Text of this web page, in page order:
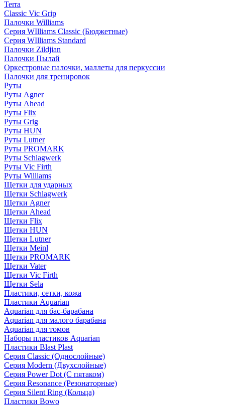
Terra
Classic Vic Grip
Палочки Williams
Серия WIlliams Classic (Бюджетные)
Серия WIlliams Standard
Палочки Zildjian
Палочки Пылай
Оркестровые палочки, маллеты для перкуссии
Палочки для тренировок
Руты
Руты Agner
Руты Ahead
Руты Flix
Руты Grig
Руты HUN
Руты Lutner
Руты PROMARK
Руты Schlagwerk
Руты Vic Firth
Руты Williams
Щетки для ударных
Щетки Schlagwerk
Щетки Agner
Щетки Ahead
Щетки Flix
Щетки HUN
Щетки Lutner
Щетки Meinl
Щетки PROMARK
Щетки Vater
Щетки Vic Firth
Щетки Sela
Пластики, сетки, кожа
Пластики Aquarian
Aquarian для бас-барабана
Aquarian для малого барабана
Aquarian для томов
Наборы пластиков Aquarian
Пластики Blast Plast
Серия Classic (Однослойные)
Серия Modern (Двухслойные)
Серия Power Dot (С пятаком)
Серия Resonance (Резонаторные)
Серия Silent Ring (Кольца)
Пластики Bowo